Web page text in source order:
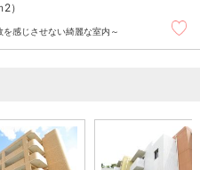
2）
感じさせない綺麗な室内～